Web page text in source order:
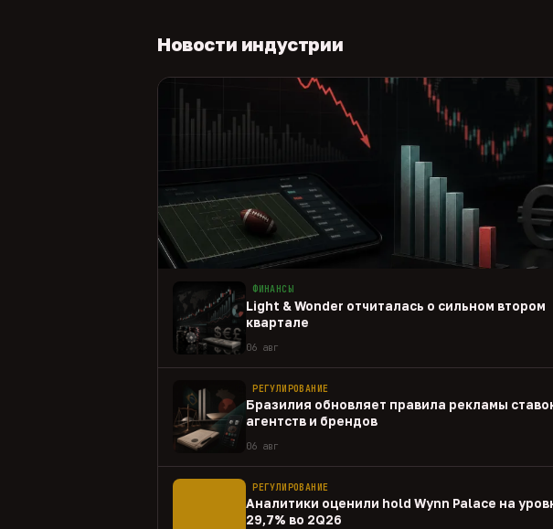
Новости индустрии
ФИНАНСЫ
Light & Wonder отчиталась о сильном втором
квартале
06 авг
РЕГУЛИРОВАНИЕ
Бразилия обновляет правила рекламы
агентств и брендов
06 авг
РЕГУЛИРОВАНИЕ
Аналитики оценили hold Wynn Palace на
29,7% во 2Q26